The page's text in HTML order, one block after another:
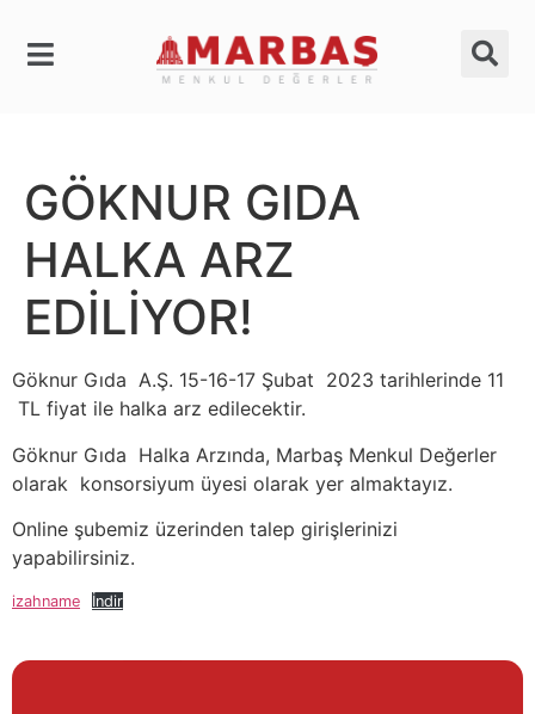
GÖKNUR GIDA
HALKA ARZ
EDİLİYOR!
Göknur Gıda A.Ş. 15-16-17 Şubat 2023 tarihlerinde 11
TL fiyat ile halka arz edilecektir.
Göknur Gıda Halka Arzında, Marbaş Menkul Değerler
olarak konsorsiyum üyesi olarak yer almaktayız.
Online şubemiz üzerinden talep girişlerinizi
yapabilirsiniz.
izahname İndir